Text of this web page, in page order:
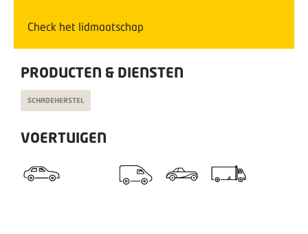
Check het lidmaatschap
PRODUCTEN & DIENSTEN
SCHADEHERSTEL
VOERTUIGEN